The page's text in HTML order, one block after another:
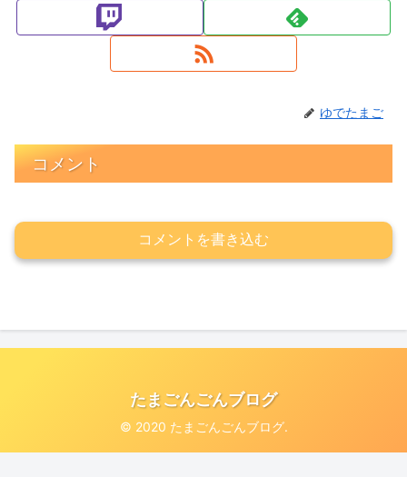
ゆでたまご
コメント
コメントを書き込む
たまごんごんブログ
© 2020 たまごんごんブログ.